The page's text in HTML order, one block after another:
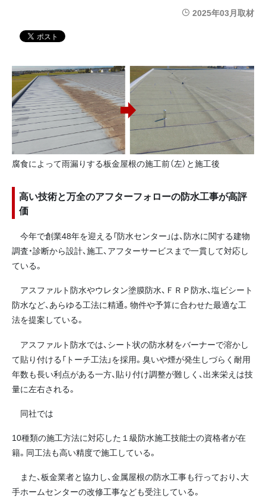
2025年03月取材
腐食によって雨漏りする板金屋根の施工前（左）と施工後
高い技術と万全のアフターフォローの防水工事が高評
価
今年で創業48年を迎える「防水センター」は、防水に関する建物
調査・診断から設計、施工、アフターサービスまで一貫して対応し
ている。
アスファルト防水やウレタン塗膜防水、ＦＲＰ防水、塩ビシート
防水など、あらゆる工法に精通。物件や予算に合わせた最適な工
法を提案している。
アスファルト防水では、シート状の防水材をバーナーで溶かし
て貼り付ける「トーチ工法」を採用。臭いや煙が発生しづらく耐用
年数も長い利点がある一方、貼り付け調整が難しく、出来栄えは技
量に左右される。
同社では
10種類の施工方法に対応した１級防水施工技能士の資格者が在
籍。同工法も高い精度で施工している。
また、板金業者と協力し、金属屋根の防水工事も行っており、大
手ホームセンターの改修工事なども受注している。